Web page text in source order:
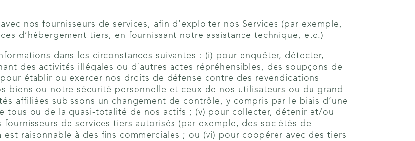
nos fournisseurs de services, afin d’exploiter nos Services (par exemple,
d’hébergement tiers, en fournissant notre assistance technique, etc.)
dans les circonstances suivantes : (i) pour enquêter, détecter,
des activités illégales ou d’autres actes répréhensibles, des soupçons de
établir ou exercer nos droits de défense contre des revendications
biens ou notre sécurité personnelle et ceux de nos utilisateurs ou du grand
affiliées subissons un changement de contrôle, y compris par le biais d’une
tous ou de la quasi-totalité de nos actifs ; (v) pour collecter, détenir et/ou
de services tiers autorisés (par exemple, des sociétés de
est raisonnable à des fins commerciales ; ou (vi) pour coopérer avec des tiers